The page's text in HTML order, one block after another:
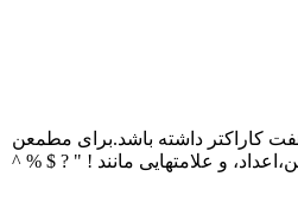
کاراکتر داشته باشد.برای مطمعن
و علامتهایی مانند ! " ? $ % ^